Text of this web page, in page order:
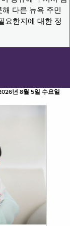
다른 뉴욕 주민
요한지에 대한 정
년 8월 5일 수요일